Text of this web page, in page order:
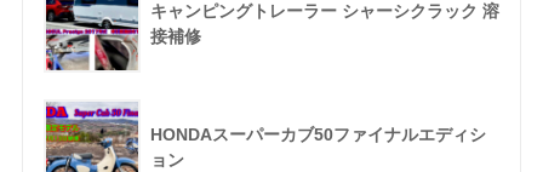
キャンピングトレーラー シャーシクラック 溶
接補修
HONDAスーパーカブ50ファイナルエディシ
ョン